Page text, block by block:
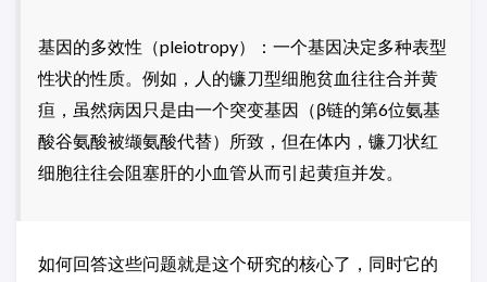
基因的多效性（pleiotropy）：一个基因决定多种表型
性状的性质。例如，人的镰刀型细胞贫血往往合并黄
疸，虽然病因只是由一个突变基因（β链的第6位氨基
酸谷氨酸被缬氨酸代替）所致，但在体内，镰刀状红
细胞往往会阻塞肝的小血管从而引起黄疸并发。
如何回答这些问题就是这个研究的核心了，同时它的